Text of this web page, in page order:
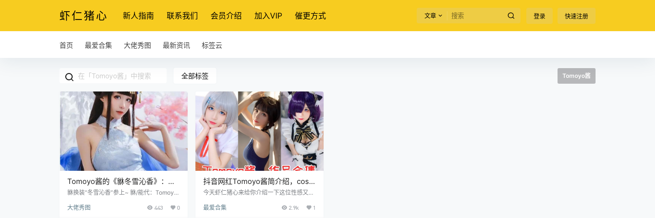
虾仁猪心 新人指南 联系我们 会员介绍 加入VIP 催更方式 文章 登录 快速注册
首页 最爱合集 大佬秀图 最新资讯 标签云
全部标签 Tomoyo酱
Tomoyo酱的《貅冬雪沁香》：冬
天里的梦幻童话！
貅换装“冬雪沁香”参上~ 貅/能代：Tomoyo
界工作室 服装：@爪子与匣子 @-婉Yue-
大佬秀图 443 0
抖音网红Tomoyo酱简介绍，cos
摄影作品完整打包赏析分享
今天虾仁猪心来给你介绍一下这位性感又优
字：Tomoyo酱 星座：天秤座 出生：中国
最爱合集 2.9k 1